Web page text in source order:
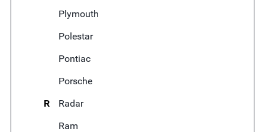
Plymouth
Polestar
Pontiac
Porsche
R
Radar
Ram